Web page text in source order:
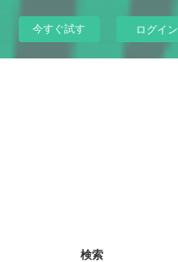
今すぐ試す ログイン
検索